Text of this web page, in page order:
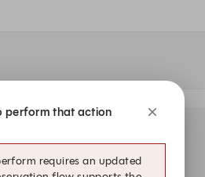
perform that action
requires an updated